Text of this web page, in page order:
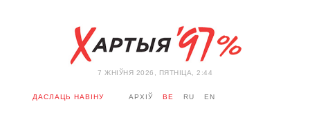
7 ЖНIЎНЯ 2026, ПЯТНІЦА, 2:44
ДАСЛАЦЬ НАВІНУ АРХІЎ BE RU EN